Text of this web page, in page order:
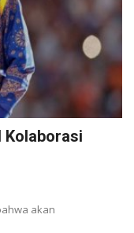
Kolaborasi
akan